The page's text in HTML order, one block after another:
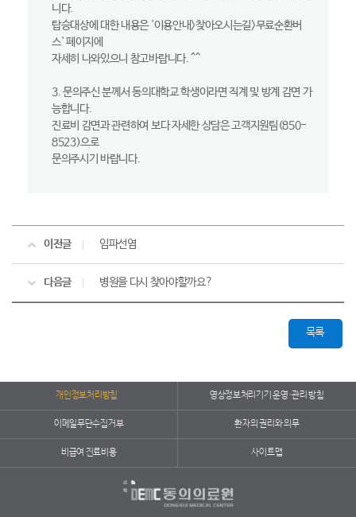
니다.
탑승대상에 대한 내용은 '이용안내>찾아오시는길>무료순환버
스' 페이지에
자세히 나와있으니 참고바랍니다. ^^
3. 문의주신 분께서 동의대학교 학생이라면 직계 및 방계 감면 가
능합니다.
진료비 감면과 관련하여 보다 자세한 상담은 고객지원팀(850-
8523)으로
문의주시기 바랍니다.
이전글 임파선염
다음글 병원을 다시 찾아야할까요?
목록
개인정보처리방침 영상정보처리기기 운영·관리 방침
이메일무단수집거부 환자의 권리와 의무
비급여 진료비용 사이트맵